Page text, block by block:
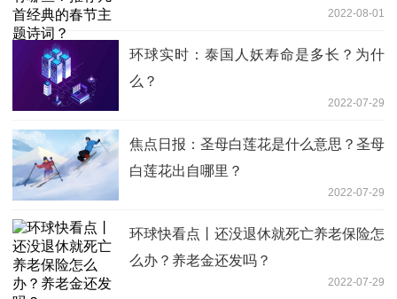
2022-08-01
环球实时：泰国人妖寿命是多长？为什
么？
2022-07-29
焦点日报：圣母白莲花是什么意思？圣母
白莲花出自哪里？
2022-07-29
环球快看点丨还没退休就死亡养老保险怎
么办？养老金还发吗？
2022-07-29